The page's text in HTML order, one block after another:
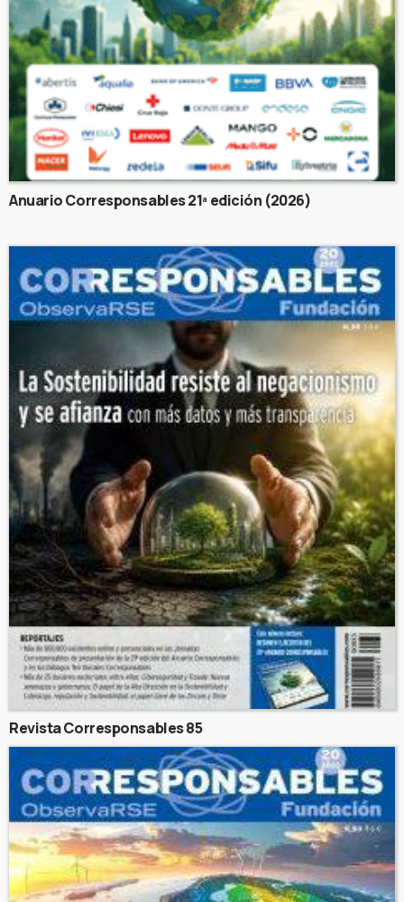
Anuario Corresponsables 21ª edición (2026)
Revista Corresponsables 85